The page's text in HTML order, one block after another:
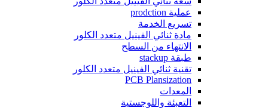
عملية prodction
تسريع الخدمة
مادة ثنائي الفينيل متعدد الكلور
الانتهاء من السطح
طبقة stackup
تقنية ثنائي الفينيل متعدد الكلور
PCB Plansization
المعدات
التعبئة واللوجستية